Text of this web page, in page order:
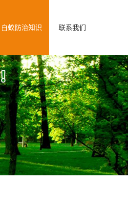
白蚁防治知识 联系我们